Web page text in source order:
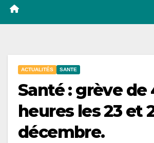
ACTUALITÉS SANTE
Santé : grève de
heures les 23 et
décembre.